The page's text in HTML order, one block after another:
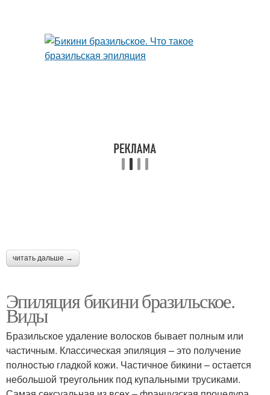
читать дальше →
Эпиляция бикини бразильское.
Виды
Бразильское удаление волосков бывает полным или
частичным. Классическая эпиляция – это получение
полностью гладкой кожи. Частичное бикини – остается
небольшой треугольник под купальными трусиками.